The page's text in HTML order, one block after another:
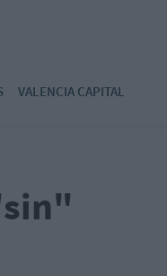
VALENCIA CAPITAL